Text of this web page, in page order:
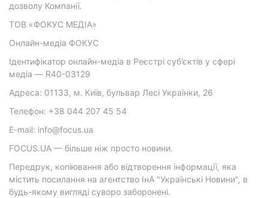
дозволу Компанії.
ТОВ «ФОКУС МЕДІА»
Онлайн-медіа ФОКУС
Ідентифікатор онлайн-медіа в Реєстрі суб’єктів у сфері
медіа — R40-03129
Адреса: 01133, м. Київ, бульвар Лесі Українки, 26
Телефон: +38 044 207 45 54
E-mail: info@focus.ua
FOCUS.UA — більше ніж просто новини.
Передрук, копіювання або відтворення інформації, яка
містить посилання на агентство ІнА "Українські Новини", в
будь-якому вигляді суворо заборонені.